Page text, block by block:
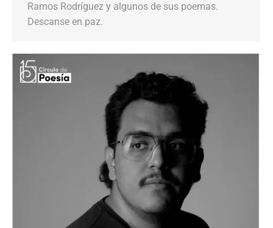
Ramos Rodríguez y algunos de sus poemas.
Descanse en paz.